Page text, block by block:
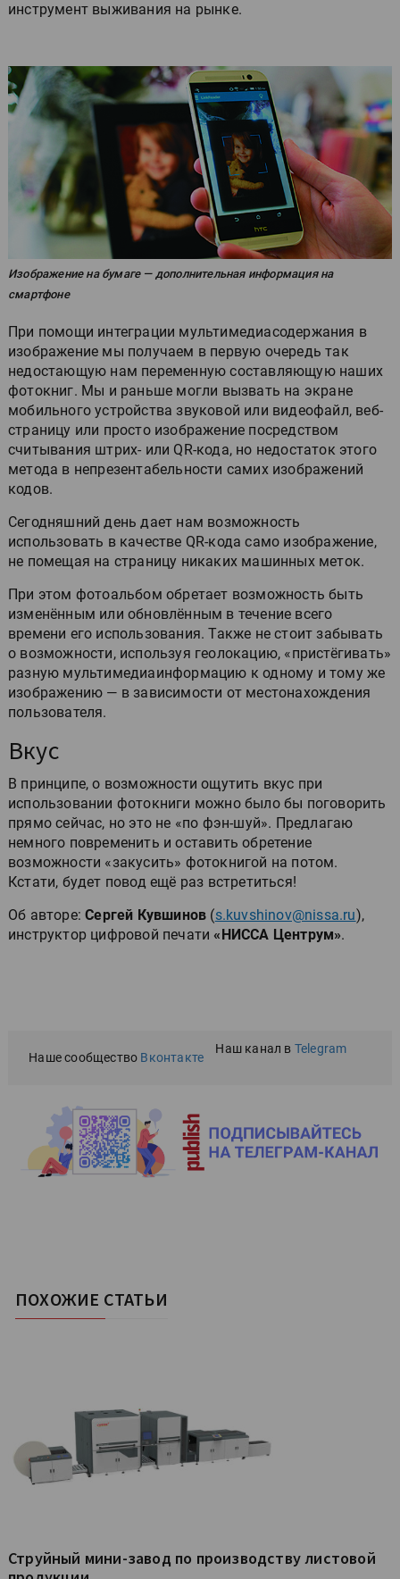
инструмент выживания на рынке.
Изображение на бумаге — дополнительная информация на
смартфоне
При помощи интеграции мультимедиасодержания в
изображение мы получаем в первую очередь так
недостающую нам переменную составляющую наших
фотокниг. Мы и раньше могли вызвать на экране
мобильного устройства звуковой или видеофайл, веб-
страницу или просто изображение посредством
считывания штрих- или QR-кода, но недостаток этого
метода в непрезентабельности самих изображений
кодов.
Сегодняшний день дает нам возможность
использовать в качестве QR-кода само изображение,
не помещая на страницу никаких машинных меток.
При этом фотоальбом обретает возможность быть
изменённым или обновлённым в течение всего
времени его использования. Также не стоит забывать
о возможности, используя геолокацию, «пристёгивать»
разную мультимедиаинформацию к одному и тому же
изображению — в зависимости от местонахождения
пользователя.
Вкус
В принципе, о возможности ощутить вкус при
использовании фотокниги можно было бы поговорить
прямо сейчас, но это не «по фэн-шуй». Предлагаю
немного повременить и оставить обретение
возможности «закусить» фотокнигой на потом.
Кстати, будет повод ещё раз встретиться!
Об авторе:Сергей Кувшинов (s.kuvshinov@nissa.ru),
инструктор цифровой печати «НИССА Центрум».
Наше сообщество Вконтакте
Наш канал в Telegram
ПОХОЖИЕ СТАТЬИ
Струйный мини-завод по производству листовой